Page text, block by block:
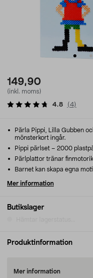
149,90
(inkl. moms)
4.8 (4)
Butikslager
Pärla Pippi, Lilla Gubben
mönsterkort ingår.
Pippi pärlset – 2000
Pärlplattor tränar
Barnet kan skapa egna
Mer information
Produktinformation
Mer information